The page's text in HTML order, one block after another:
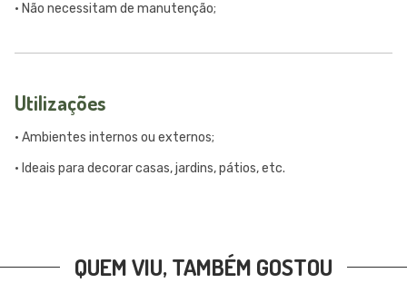
• Não necessitam de manutenção;
Utilizações
• Ambientes internos ou externos;
• Ideais para decorar casas, jardins, pátios, etc.
QUEM VIU, TAMBÉM GOSTOU